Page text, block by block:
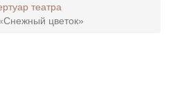
театра
цветок»